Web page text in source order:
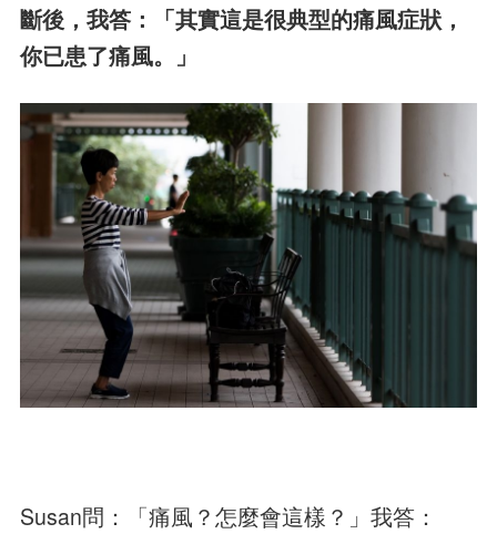
斷後，我答：「其實這是很典型的痛風症狀，
你已患了痛風。」
Susan問：「痛風？怎麼會這樣？」我答：